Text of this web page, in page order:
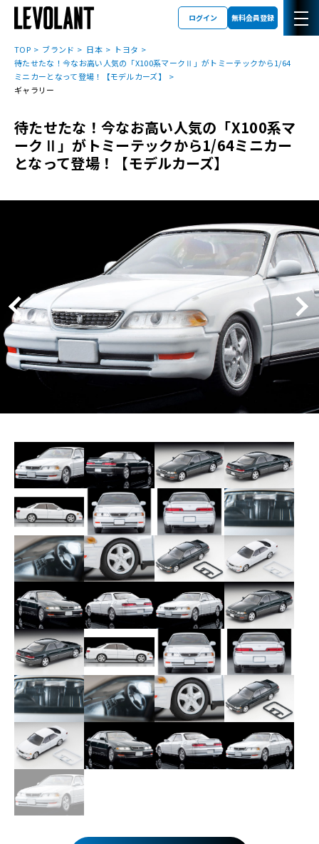
ログイン 無料会員登録
TOP ブランド 日本
トヨタ
待たせたな！今なお高い人気の「X100系マークⅡ」がトミーテックから1/64
ミニカーとなって登場！【モデルカーズ】
ギャラリー
待たせたな！今なお高い人気の「X100系マ
ークⅡ」がトミーテックから1/64ミニカー
となって登場！【モデルカーズ】